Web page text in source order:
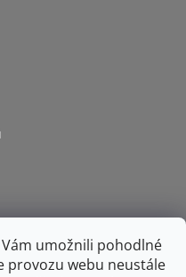
umožnili pohodlné
provozu webu neustále